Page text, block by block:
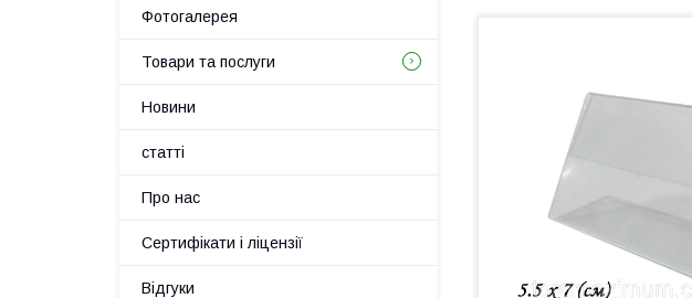
Фотогалерея
Товари та послуги
Новини
статті
Про нас
Сертифікати і ліцензії
Відгуки